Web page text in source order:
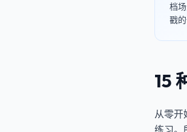
档
戳的
15
从零
练习。